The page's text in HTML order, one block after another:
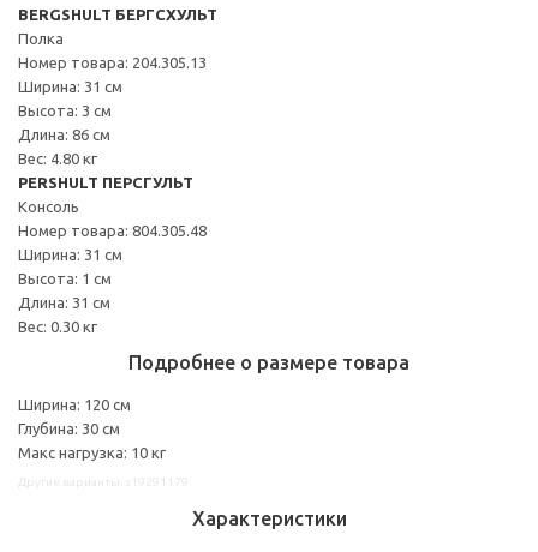
BERGSHULT БЕРГСХУЛЬТ
Полка
Номер товара: 204.305.13
Ширина: 31 см
Высота: 3 см
Длина: 86 см
Вес: 4.80 кг
PERSHULT ПЕРСГУЛЬТ
Консоль
Номер товара: 804.305.48
Ширина: 31 см
Высота: 1 см
Длина: 31 см
Вес: 0.30 кг
Подробнее о размере товара
Ширина: 120 см
Глубина: 30 см
Макс нагрузка: 10 кг
Характеристики